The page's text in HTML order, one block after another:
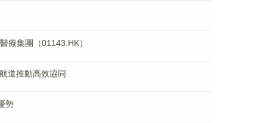
療集團（01143.HK）
道推動高效協同
勢